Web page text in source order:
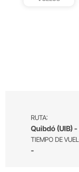
RUTA:
Quibdó (UIB)
TIEMPO DE
-